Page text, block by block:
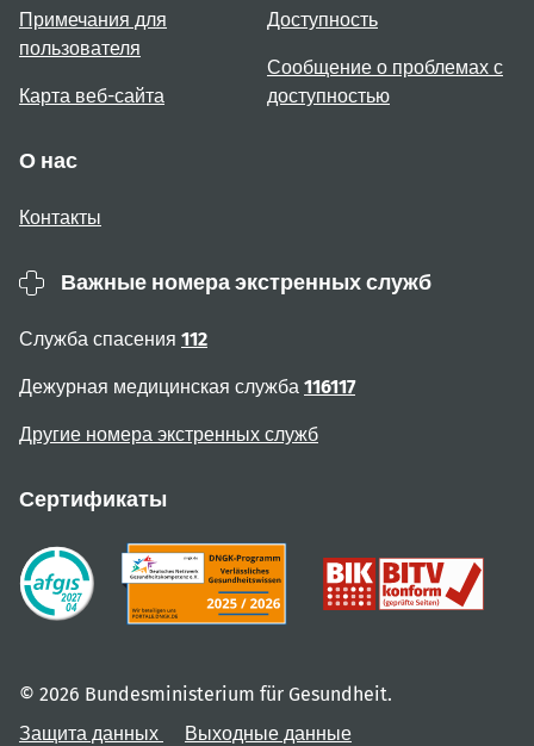
Примечания для
пользователя
Карта веб-сайта
Доступность
Сообщение о проблемах с
доступностью
О нас
Контакты
Важные номера экстренных служб
Служба спасения 112
Дежурная медицинская служба 116117
Другие номера экстренных служб
Сертификаты
© 2026 Bundesministerium für Gesundheit.
Защита данных
Выходные данные